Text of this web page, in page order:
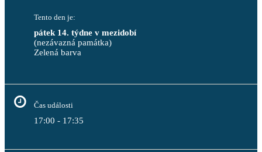
Tento den je:
pátek 14. týdne v mezidobí
(nezávazná památka)
Zelená barva
Čas události
17:00 - 17:35